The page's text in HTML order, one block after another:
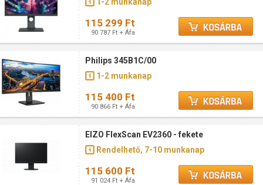
115 299 Ft
90 787 Ft + Áfa
Philips 345B1C/00
1-2 munkanap
115 400 Ft
90 866 Ft + Áfa
EIZO FlexScan EV2360 - fekete
Rendelhető, 7-10 munkanap
115 600 Ft
91 024 Ft + Áfa